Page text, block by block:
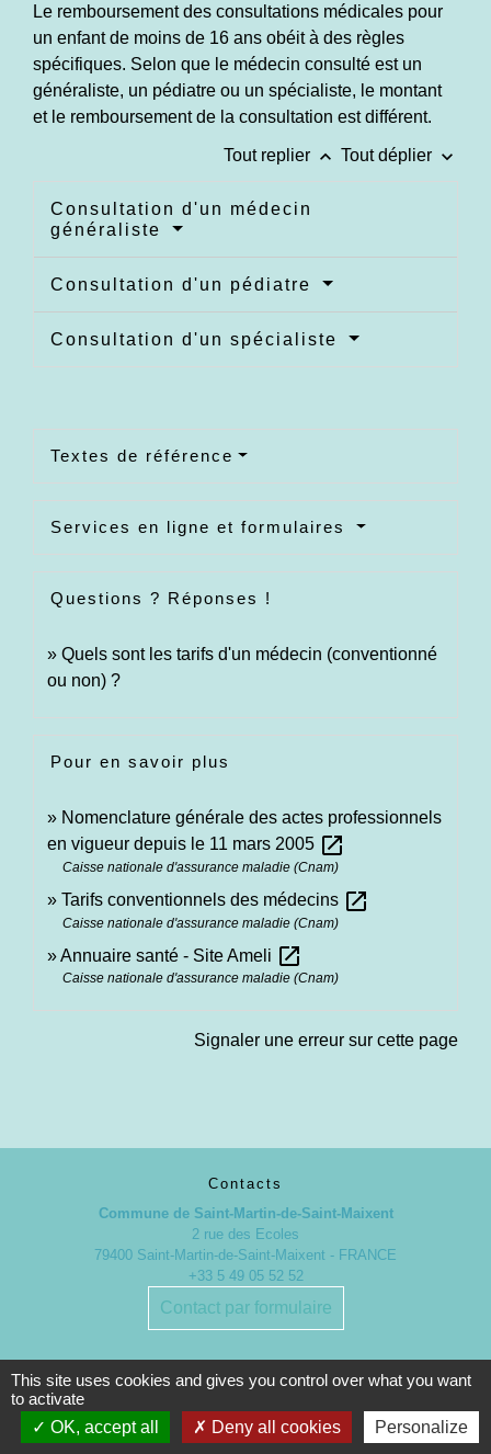
Le remboursement des consultations médicales pour
un enfant de moins de 16 ans obéit à des règles
spécifiques. Selon que le médecin consulté est un
généraliste, un pédiatre ou un spécialiste, le montant
et le remboursement de la consultation est différent.
Tout replier keyboard_arrow_up Tout déplier keyboard_arrow_down
Consultation d'un médecin
généraliste
Consultation d'un pédiatre
Consultation d'un spécialiste
Textes de référence
Services en ligne et formulaires
Questions ? Réponses !
Quels sont les tarifs d'un médecin (conventionné
ou non) ?
Pour en savoir plus
Nomenclature générale des actes professionnels
en vigueur depuis le 11 mars 2005 open_in_new
Caisse nationale d'assurance maladie (Cnam)
Tarifs conventionnels des médecins open_in_new
Caisse nationale d'assurance maladie (Cnam)
Annuaire santé - Site Ameli open_in_new
Caisse nationale d'assurance maladie (Cnam)
Signaler une erreur sur cette page
Contacts
Commune de Saint-Martin-de-Saint-Maixent
2 rue des Ecoles
79400 Saint-Martin-de-Saint-Maixent - FRANCE
+33 5 49 05 52 52
Contact par formulaire
À compter du 19 septembre 2022
Lundi de 13h à 17h
This site uses cookies and gives you control over what you want
to activate
OK, accept all
Deny all cookies Personalize